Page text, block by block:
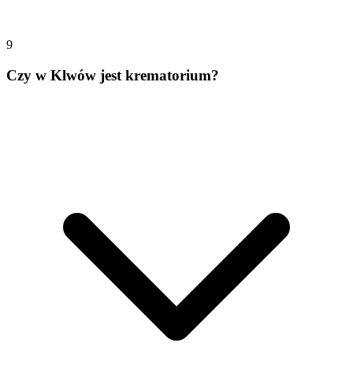
9
Czy w Klwów jest krematorium?